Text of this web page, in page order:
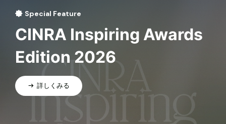
Special Feature
CINRA Inspiring Awards
Edition 2026
詳しくみる